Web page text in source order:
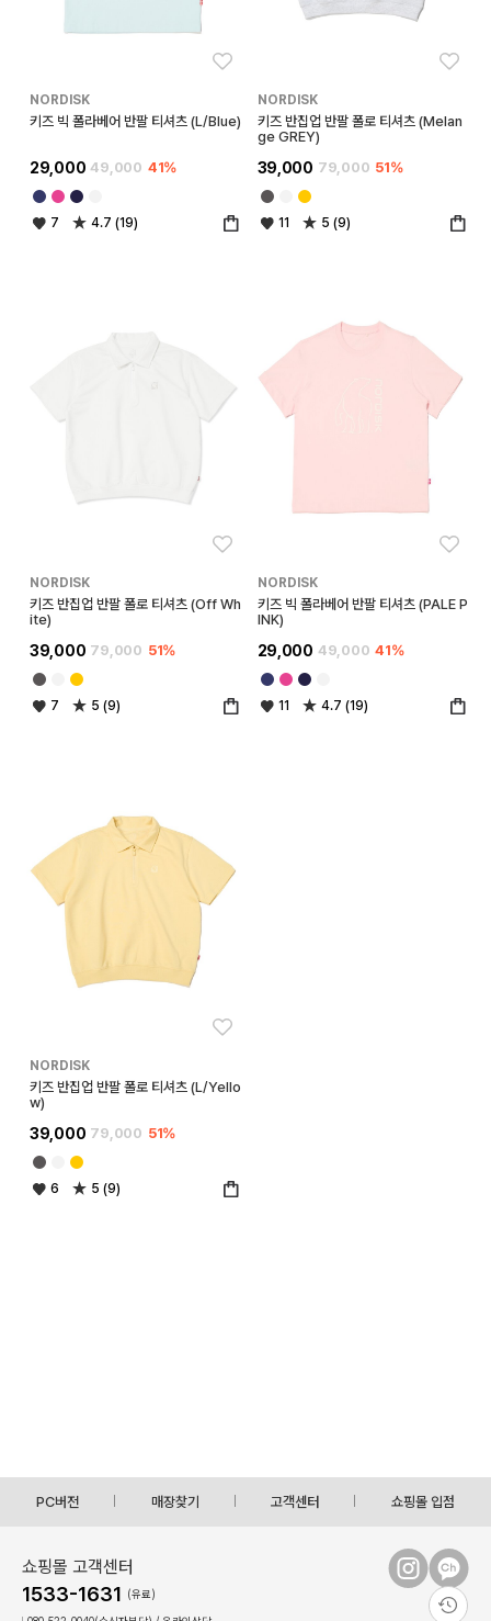
NORDISK
키즈 빅 폴라베어 반팔 티셔츠 (L/Blue)
29,000 49,000 41%
7 4.7 (19)
NORDISK
키즈 반집업 반팔 폴로 티셔츠 (Melan
ge GREY)
39,000 79,000 51%
11 5 (9)
NORDISK
키즈 반집업 반팔 폴로 티셔츠 (Off Wh
ite)
39,000 79,000 51%
7 5 (9)
NORDISK
키즈 빅 폴라베어 반팔 티셔츠 (PALE P
INK)
29,000 49,000 41%
11 4.7 (19)
NORDISK
키즈 반집업 반팔 폴로 티셔츠 (L/Yello
w)
39,000 79,000 51%
6 5 (9)
PC버전 매장찾기 고객센터 쇼핑몰 입점
쇼핑몰 고객센터
1533-1631 (유료)